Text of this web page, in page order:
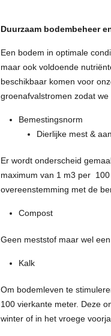
Duurzaam bodembeheer
Een bodem in optimale
maar ook voldoende
beschikbaar komen voor
groenafvalstromen zodat
Bemestingsnorm
Dierlijke mest &
Er wordt onderscheid
maximum van 1 m3 per
overeenstemming met de
Compost
Geen meststof maar wel
Kalk
Om bodemleven te
100 vierkante meter. Deze
winter of in het vroege